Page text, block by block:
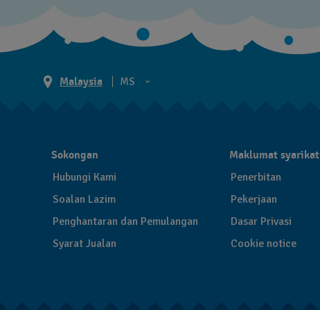
Malaysia
MS
Sokongan
Hubungi Kami
Soalan Lazim
Penghantaran dan Pemulangan
Syarat Jualan
Maklumat syarikat
Penerbitan
Pekerjaan
Dasar Privasi
Cookie notice